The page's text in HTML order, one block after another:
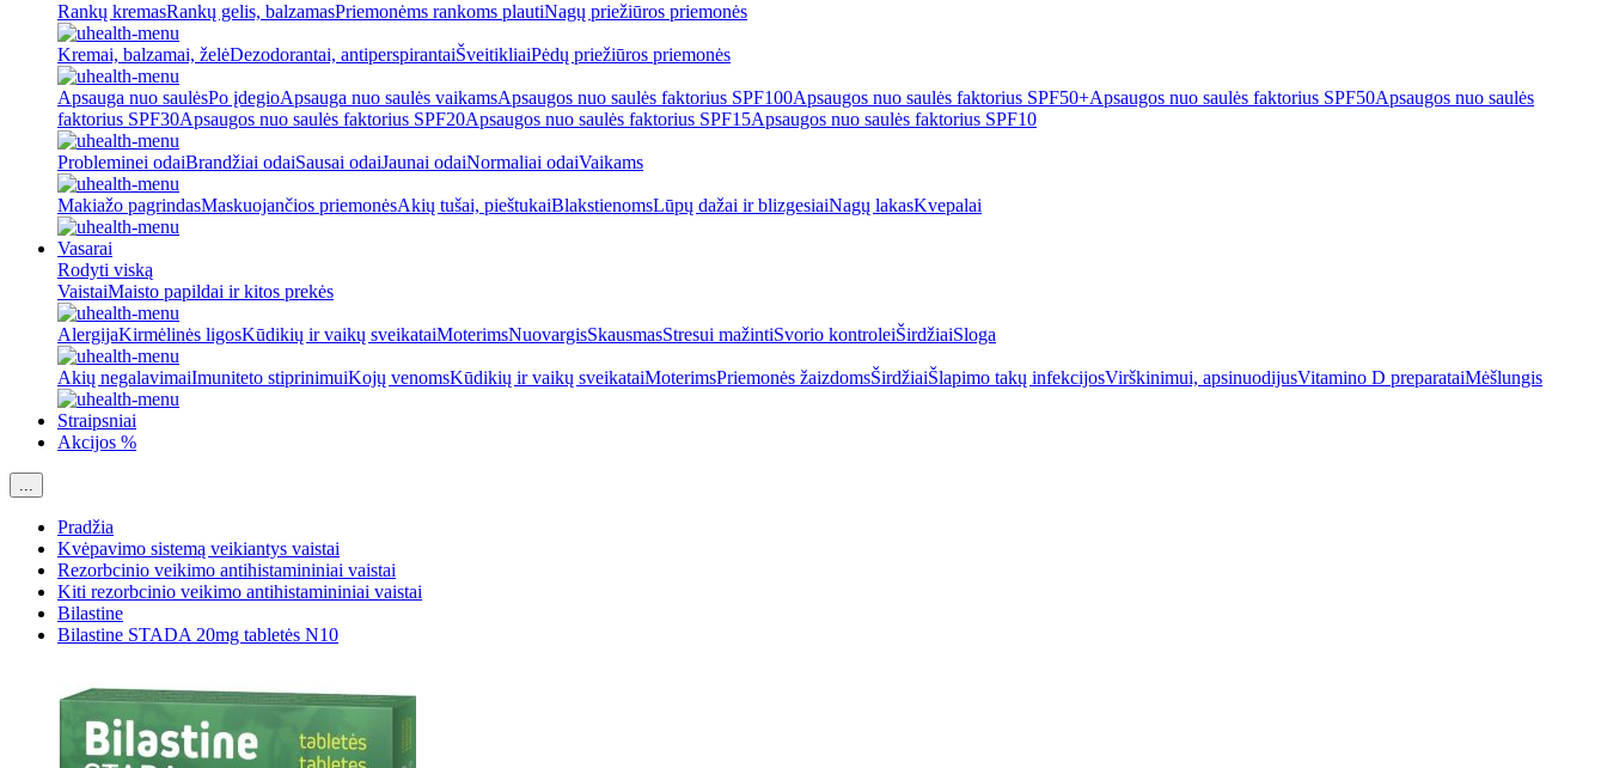
Rankų kremasRankų gelis, balzamasPriemonėms rankoms plautiNagų priežiūros priemonės
Kremai, balzamai, želėDezodorantai, antiperspirantaiŠveitikliaiPėdų priežiūros priemonės
Apsauga nuo saulėsPo įdegioApsauga nuo saulės vaikamsApsaugos nuo saulės faktorius SPF100Apsaugos nuo saulės faktorius SPF50+Apsaugos nuo saulės faktorius SPF50Apsaugos nuo saulės
faktorius SPF30Apsaugos nuo saulės faktorius SPF20Apsaugos nuo saulės faktorius SPF15Apsaugos nuo saulės faktorius SPF10
Probleminei odaiBrandžiai odaiSausai odaiJaunai odaiNormaliai odaiVaikams
Makiažo pagrindasMaskuojančios priemonėsAkių tušai, pieštukaiBlakstienomsLūpų dažai ir blizgesiaiNagų lakasKvepalai
Vasarai
Rodyti viską
VaistaiMaisto papildai ir kitos prekės
AlergijaKirmėlinės ligosKūdikių ir vaikų sveikataiMoterimsNuovargisSkausmasStresui mažintiSvorio kontroleiŠirdžiaiSloga
Akių negalavimaiImuniteto stiprinimuiKojų venomsKūdikių ir vaikų sveikataiMoterimsPriemonės žaizdomsŠirdžiaiŠlapimo takų infekcijosVirškinimui, apsinuodijusVitamino D preparataiMėšlungis
Straipsniai
Akcijos %
...
Pradžia
Kvėpavimo sistemą veikiantys vaistai
Rezorbcinio veikimo antihistamininiai vaistai
Kiti rezorbcinio veikimo antihistamininiai vaistai
Bilastine
Bilastine STADA 20mg tabletės N10